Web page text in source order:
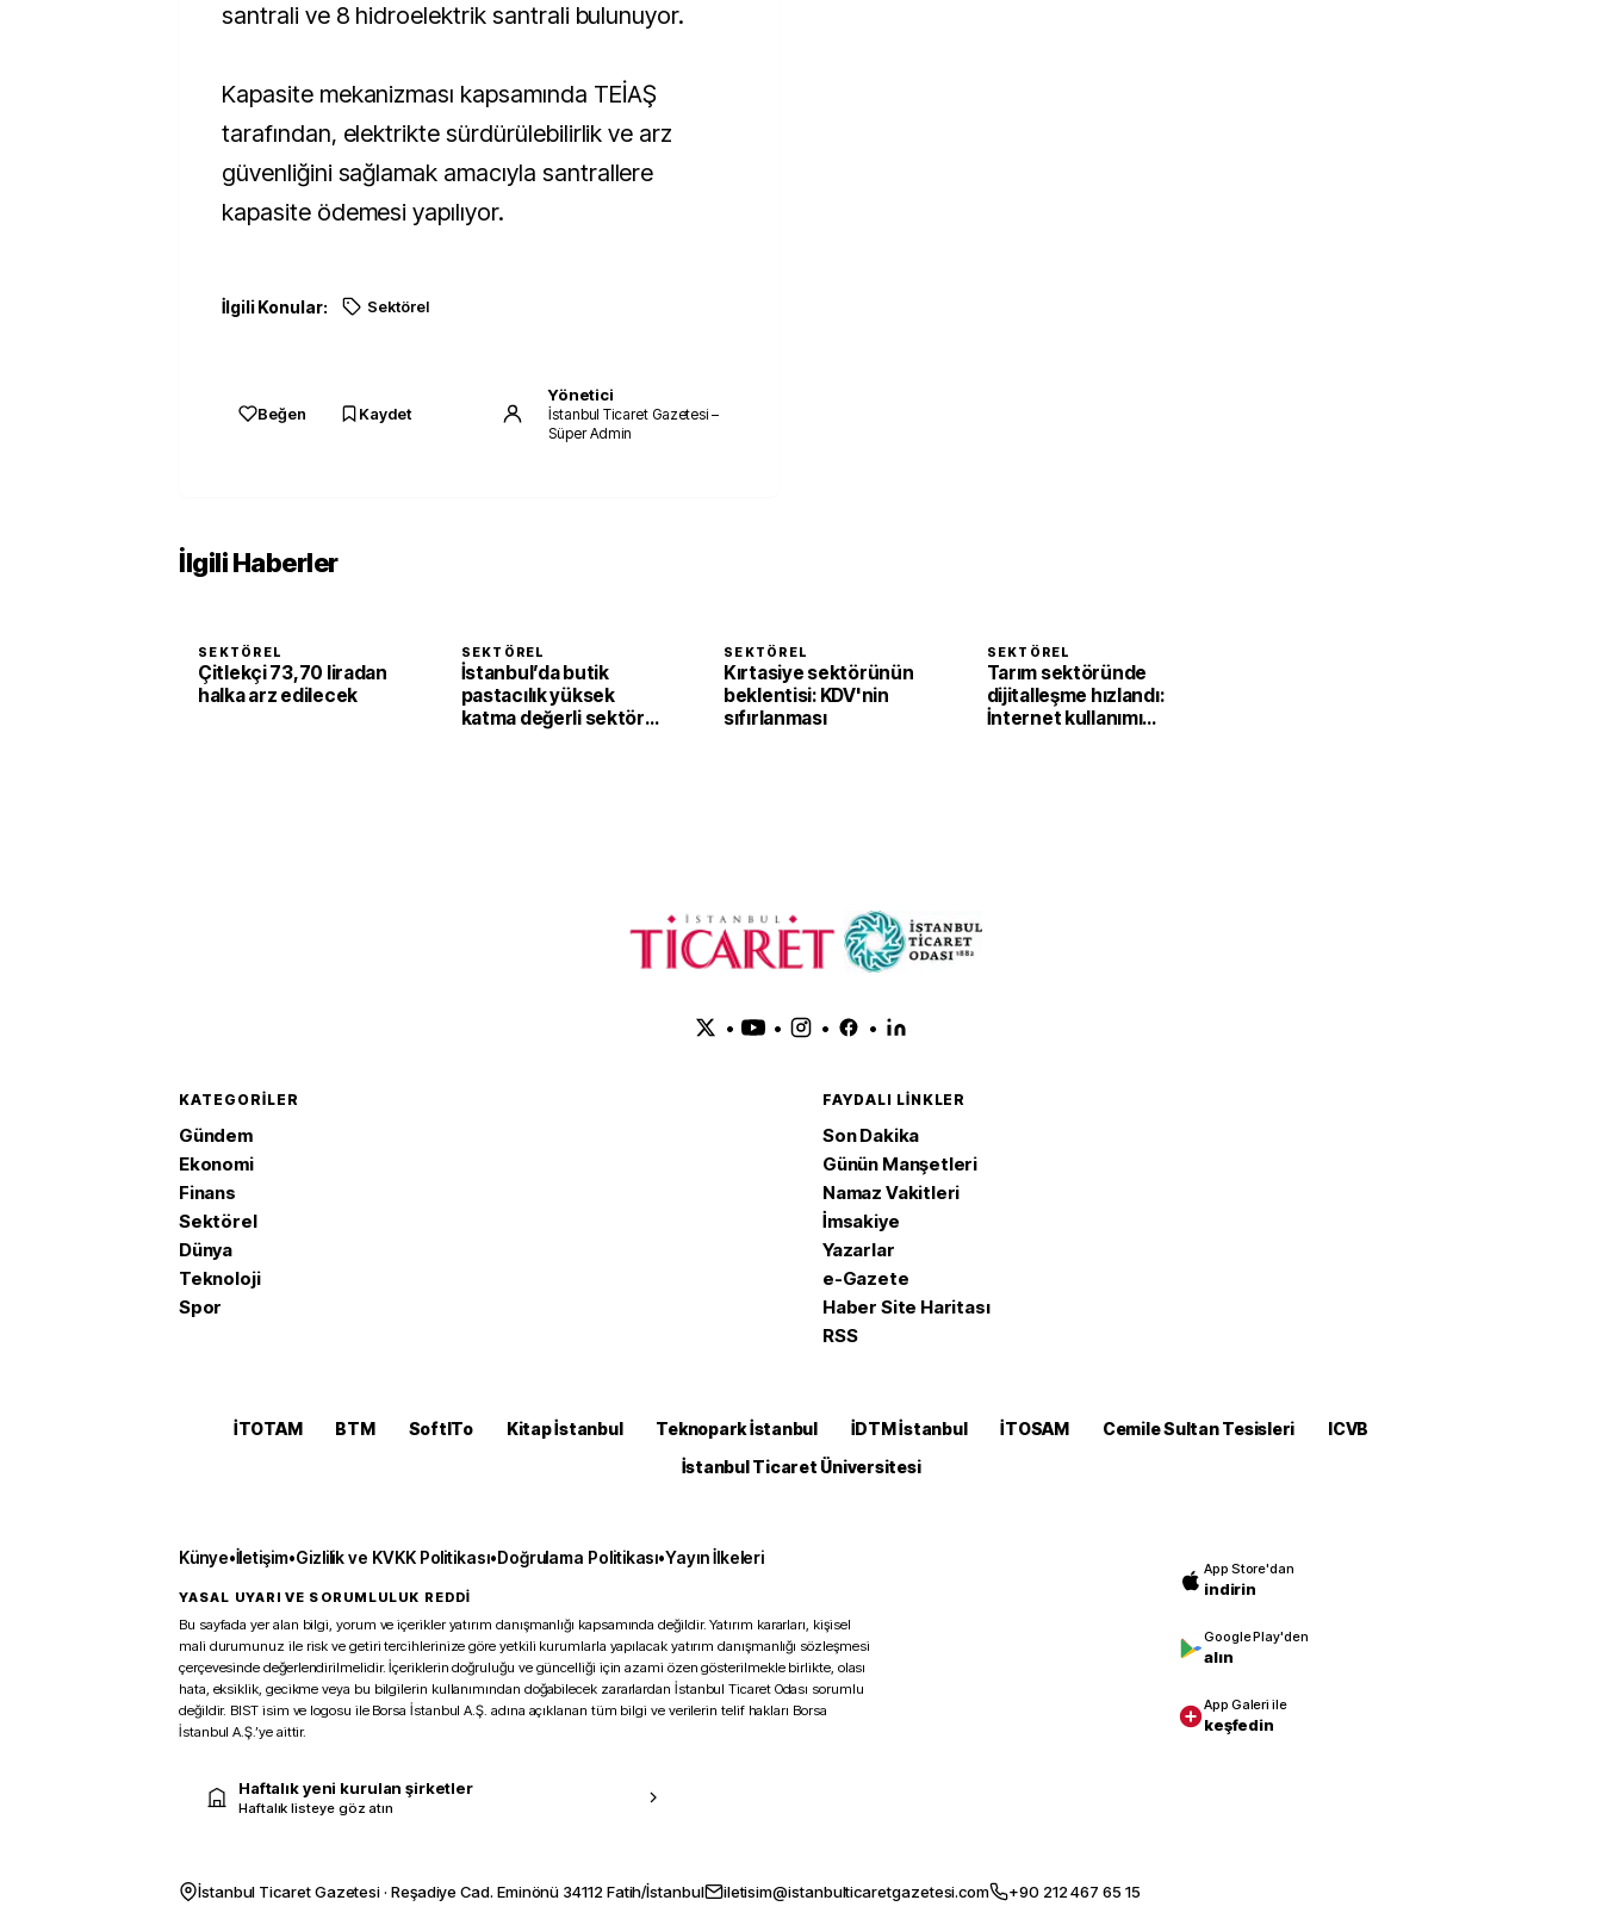
santrali ve 8 hidroelektrik santrali bulunuyor.
Kapasite mekanizması kapsamında TEİAŞ
tarafından, elektrikte sürdürülebilirlik ve arz
güvenliğini sağlamak amacıyla santrallere
kapasite ödemesi yapılıyor.
İlgili Konular: Sektörel
Beğen Kaydet
Yönetici
İstanbul Ticaret Gazetesi –
Süper Admin
İlgili Haberler
SEKTÖREL
Çitlekçi 73,70 liradan
halka arz edilecek
SEKTÖREL
İstanbul’da butik
pastacılık yüksek
katma değerli sektöre
SEKTÖREL
Kırtasiye sektörünün
beklentisi: KDV'nin
sıfırlanması
SEKTÖREL
Tarım sektöründe
dijitalleşme hızlandı:
İnternet kullanımı
• • • •
KATEGORILER
Gündem
Ekonomi
Finans
Sektörel
Dünya
Teknoloji
Spor
FAYDALI LINKLER
Son Dakika
Günün Manşetleri
Namaz Vakitleri
İmsakiye
Yazarlar
e-Gazete
Haber Site Haritası
RSS
İTOTAM BTM SoftITo Kitap İstanbul Teknopark İstanbul İDTM İstanbul İTOSAM Cemile Sultan Tesisleri
ICVB
İstanbul Ticaret Üniversitesi
Künye•İletişim•Gizlilik ve KVKK Politikası•Doğrulama Politikası•Yayın İlkeleri
YASAL UYARI VE SORUMLULUK REDDİ
Bu sayfada yer alan bilgi, yorum ve içerikler yatırım danışmanlığı kapsamında değildir. Yatırım kararları, kişisel
mali durumunuz ile risk ve getiri tercihlerinize göre yetkili kurumlarla yapılacak yatırım danışmanlığı sözleşmesi
çerçevesinde değerlendirilmelidir. İçeriklerin doğruluğu ve güncelliği için azami özen gösterilmekle birlikte, olası
hata, eksiklik, gecikme veya bu bilgilerin kullanımından doğabilecek zararlardan İstanbul Ticaret Odası sorumlu
değildir. BIST isim ve logosu ile Borsa İstanbul A.Ş. adına açıklanan tüm bilgi ve verilerin telif hakları Borsa
İstanbul A.Ş.’ye aittir.
Haftalık yeni kurulan şirketler
Haftalık listeye göz atın
App Store'dan
indirin
Google Play'den
alın
App Galeri ile
keşfedin
İstanbul Ticaret Gazetesi · Reşadiye Cad. Eminönü 34112 Fatih/İstanbul iletisim@istanbulticaretgazetesi.com +90 212 467 65 15